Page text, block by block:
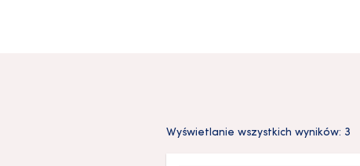
Wyświetlanie wszystkich wyników: 3